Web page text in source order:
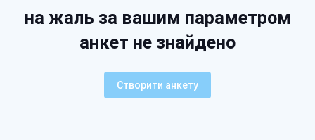
на жаль за вашим параметром
анкет не знайдено
Створити анкету